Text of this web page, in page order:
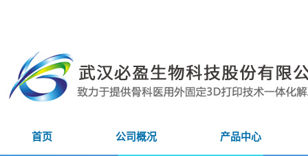
首页 公司概况 产品中心